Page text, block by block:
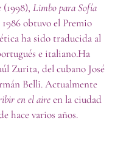
(1998), Limbo para Sofía
1986 obtuvo el Premio
ha sido traducida al
e italiano.Ha
Zurita, del cubano José
Belli. Actualmente
en el aireen la ciudad
hace varios años.